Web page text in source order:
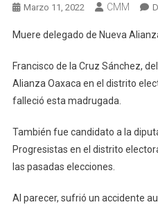
Marzo 11, 2022 CMM
Muere delegado de Nueva
Francisco de la Cruz Sánchez,
Alianza Oaxaca en el distrito
falleció esta madrugada.
También fue candidato a la
Progresistas en el distrito
las pasadas elecciones.
Al parecer, sufrió un accidente